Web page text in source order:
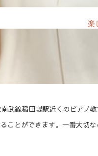
楽
武線稲田堤駅近くのピアノ
ことができます。一番大切な